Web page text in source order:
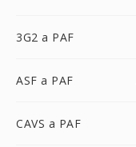
3G2 a PAF
ASF a PAF
CAVS a PAF